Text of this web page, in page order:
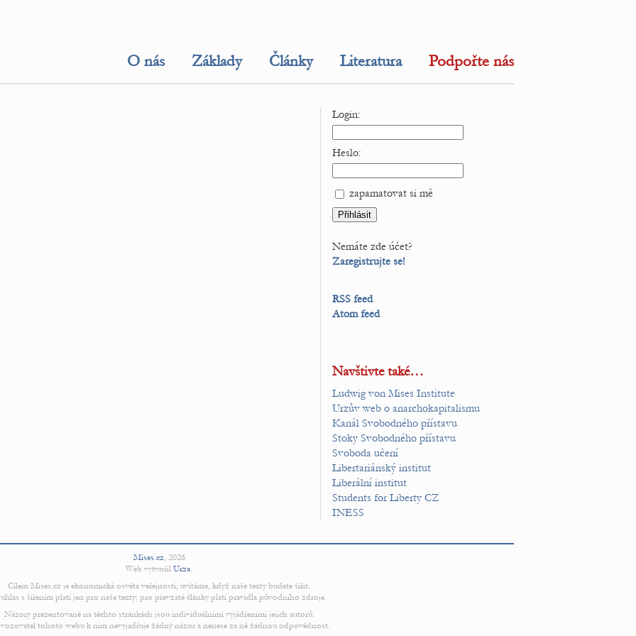
O nás Základy Články Literatura Podpořte nás
Login:
Heslo:
zapamatovat si mě
Nemáte zde účet?
Zaregistrujte se!
RSS feed
Atom feed
Navštivte také…
Ludwig von Mises Institute
Urzův web o anarchokapitalismu
Kanál Svobodného přístavu
Stoky Svobodného přístavu
Svoboda učení
Libertariánský institut
Liberální institut
Students for Liberty CZ
INESS
Mises.cz, 2026
Web vytvořil Urza.
Cílem Mises.cz je ekonomická osvěta veřejnosti; uvítáme, když naše texty budete šířit.
s šířením platí jen pro naše texty; pro převzaté články platí pravidla původního zdroje.
Názory prezentované na těchto stránkách jsou individuálními vyjádřeními jejich autorů.
tohoto webu k nim nevyjadřuje žádný názor a nenese za ně žádnou odpovědnost.